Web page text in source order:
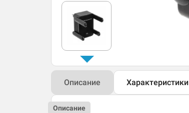
Описание Характеристики
Описание